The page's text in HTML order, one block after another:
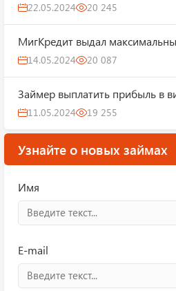
22.05.2024 20 245
МигКредит выдал
14.05.2024 20 087
Займер выплатить прибыль в
11.05.2024 19 255
Узнайте о новых займах
Имя
E-mail